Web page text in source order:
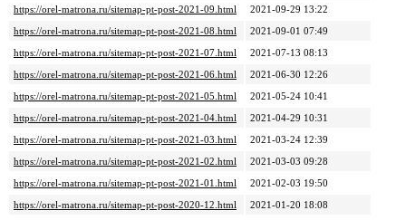
https://orel-matrona.ru/sitemap-pt-post-2021-09.html
2021-09-29 13:22
https://orel-matrona.ru/sitemap-pt-post-2021-08.html
2021-09-01 07:49
https://orel-matrona.ru/sitemap-pt-post-2021-07.html
2021-07-13 08:13
https://orel-matrona.ru/sitemap-pt-post-2021-06.html
2021-06-30 12:26
https://orel-matrona.ru/sitemap-pt-post-2021-05.html
2021-05-24 10:41
https://orel-matrona.ru/sitemap-pt-post-2021-04.html
2021-04-29 10:31
https://orel-matrona.ru/sitemap-pt-post-2021-03.html
2021-03-24 12:39
https://orel-matrona.ru/sitemap-pt-post-2021-02.html
2021-03-03 09:28
https://orel-matrona.ru/sitemap-pt-post-2021-01.html
2021-02-03 19:50
https://orel-matrona.ru/sitemap-pt-post-2020-12.html
2021-01-20 18:08